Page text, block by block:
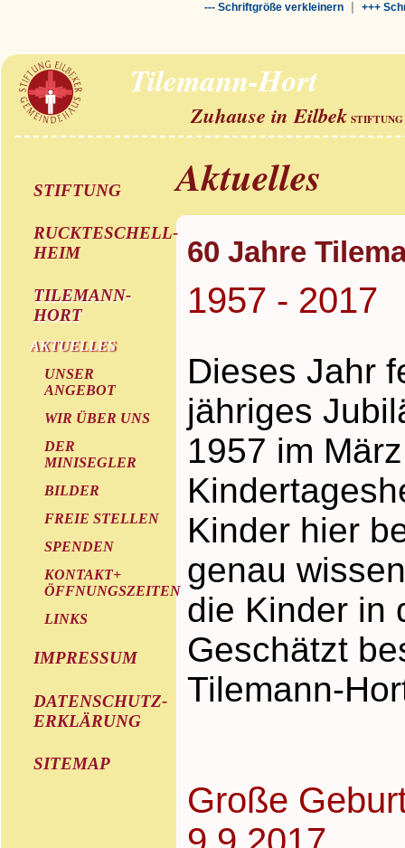
--- Schriftgröße verkleinern| +++
Tilemann-Hort
Zuhause in Eilbek
STIFTUNG
RUCKTESCHELL-
HEIM
TILEMANN-
HORT
AKTUELLES
UNSER
ANGEBOT
WIR ÜBER UNS
DER
MINISEGLER
BILDER
FREIE STELLEN
SPENDEN
KONTAKT+
ÖFFNUNGSZEITEN
LINKS
IMPRESSUM
DATENSCHUTZ-
ERKLÄRUNG
SITEMAP
Aktuelles
60 Jahre
1957 - 2017
Dieses Jahr
jähriges
1957 im
Kinder hier
genau
die Kinder in
Geschätzt
Tilemann-
Große